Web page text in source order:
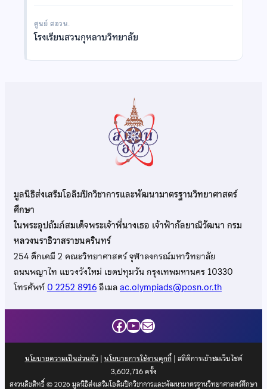
ศูนย์ สอวน.
โรงเรียนสวนกุหลาบวิทยาลัย
มูลนิธิส่งเสริมโอลิมปิกวิชาการและพัฒนามาตรฐานวิทยาศาสตร์
ศึกษา
ในพระอุปถัมภ์สมเด็จพระเจ้าพี่นางเธอ เจ้าฟ้ากัลยาณิวัฒนา กรม
หลวงนราธิวาสราชนครินทร์
254 ตึกเคมี 2 คณะวิทยาศาสตร์ จุฬาลงกรณ์มหาวิทยาลัย
ถนนพญาไท แขวงวังใหม่ เขตปทุมวัน กรุงเทพมหานคร 10330
โทรศัพท์0 2252 8916อีเมลac.olympiads@posn.or.th
Facebook
YouTube
Mail
นโยบายความเป็นส่วนตัว| นโยบายการใช้งานคุกกี้| สถิติการเข้าชมเว็บไซต์
3,602,716ครั้ง
สงวนลิขสิทธิ์ © 2026 มูลนิธิส่งเสริมโอลิมปิกวิชาการและพัฒนามาตรฐานวิทยาศาสตร์ศึกษา